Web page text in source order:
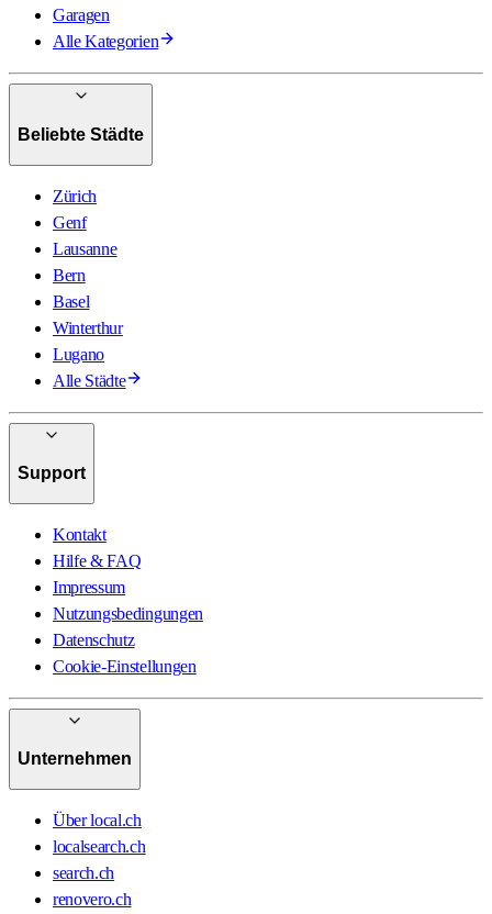
Garagen
Alle Kategorien
Beliebte Städte
Zürich
Genf
Lausanne
Bern
Basel
Winterthur
Lugano
Alle Städte
Support
Kontakt
Hilfe & FAQ
Impressum
Nutzungsbedingungen
Datenschutz
Cookie-Einstellungen
Unternehmen
Über local.ch
localsearch.ch
search.ch
renovero.ch